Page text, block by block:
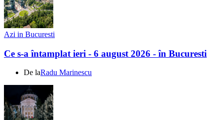
Azi in Bucuresti
Ce s-a întamplat ieri - 6 august 2026 - în Bucuresti
De laRadu Marinescu